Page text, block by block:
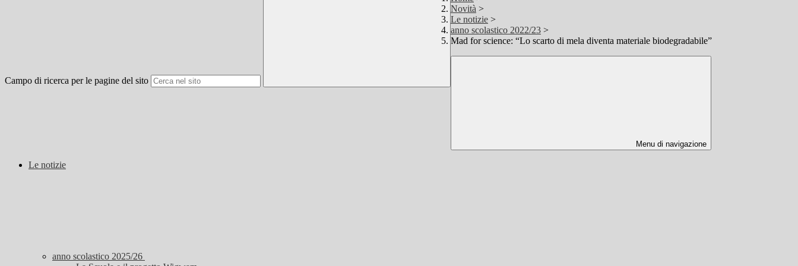
Campo di ricerca per le pagine del sito
Novità >
Le notizie >
anno scolastico 2022/23 >
Mad for science: “Lo scarto di mela diventa materiale biodegradabile”
Menu di navigazione
Le notizie
anno scolastico 2025/26